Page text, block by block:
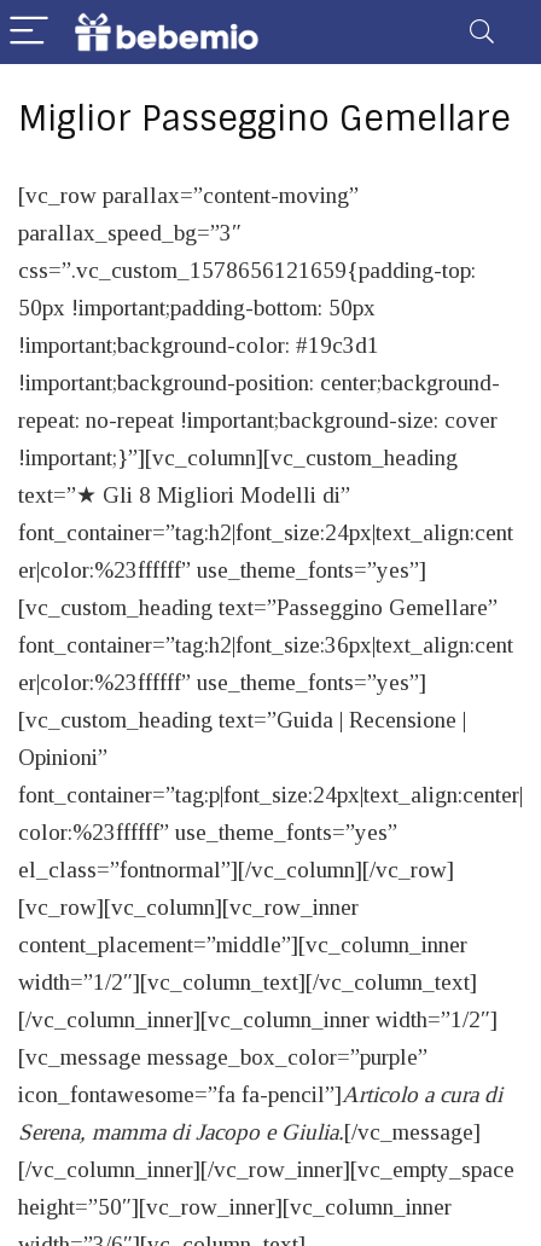
Miglior Passeggino Gemellare
[vc_row parallax=”content-moving”
parallax_speed_bg=”3″
css=”.vc_custom_1578656121659{padding-top:
50px !important;padding-bottom: 50px
!important;background-color: #19c3d1
!important;background-position: center;background-
repeat: no-repeat !important;background-size: cover
!important;}”][vc_column][vc_custom_heading
text=”★ Gli 8 Migliori Modelli di”
font_container=”tag:h2|font_size:24px|text_align:cent
er|color:%23ffffff” use_theme_fonts=”yes”]
[vc_custom_heading text=”Passeggino Gemellare”
font_container=”tag:h2|font_size:36px|text_align:cent
er|color:%23ffffff” use_theme_fonts=”yes”]
[vc_custom_heading text=”Guida | Recensione |
Opinioni”
font_container=”tag:p|font_size:24px|text_align:center|
color:%23ffffff” use_theme_fonts=”yes”
el_class=”fontnormal”][/vc_column][/vc_row]
[vc_row][vc_column][vc_row_inner
content_placement=”middle”][vc_column_inner
width=”1/2″][vc_column_text][/vc_column_text]
[/vc_column_inner][vc_column_inner width=”1/2″]
[vc_message message_box_color=”purple”
icon_fontawesome=”fa fa-pencil”]Articolo a cura di
Serena, mamma di Jacopo e Giulia.[/vc_message]
[/vc_column_inner][/vc_row_inner][vc_empty_space
height=”50″][vc_row_inner][vc_column_inner